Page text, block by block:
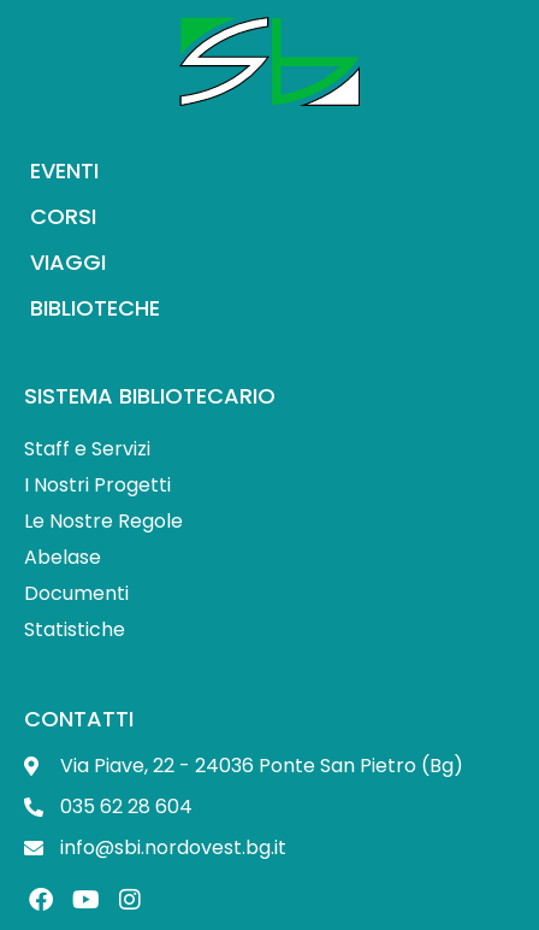
EVENTI
CORSI
VIAGGI
BIBLIOTECHE
SISTEMA BIBLIOTECARIO
Staff e Servizi
I Nostri Progetti
Le Nostre Regole
Abelase
Documenti
Statistiche
CONTATTI
Via Piave, 22 - 24036 Ponte San Pietro (Bg)
035 62 28 604
info@sbi.nordovest.bg.it
F
a
Y
o
I
n